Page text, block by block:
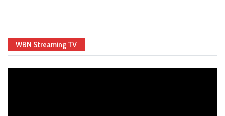
WBN Streaming TV